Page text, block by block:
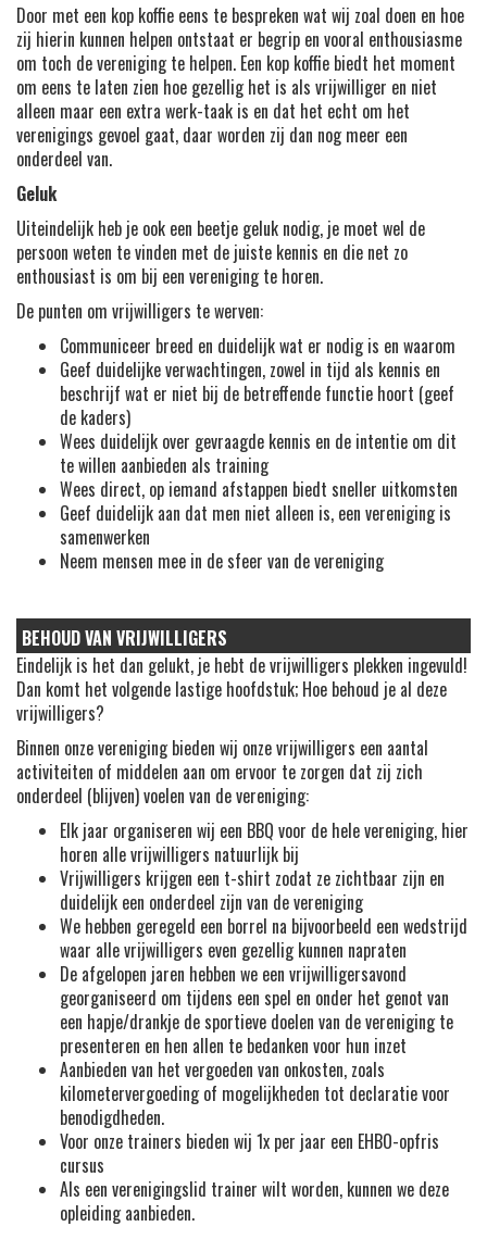
Door met een kop koffie eens te bespreken wat wij zoal doen en hoe
zij hierin kunnen helpen ontstaat er begrip en vooral enthousiasme
om toch de vereniging te helpen. Een kop koffie biedt het moment
om eens te laten zien hoe gezellig het is als vrijwilliger en niet
alleen maar een extra werk-taak is en dat het echt om het
verenigings gevoel gaat, daar worden zij dan nog meer een
onderdeel van.
Geluk
Uiteindelijk heb je ook een beetje geluk nodig, je moet wel de
persoon weten te vinden met de juiste kennis en die net zo
enthousiast is om bij een vereniging te horen.
De punten om vrijwilligers te werven:
Communiceer breed en duidelijk wat er nodig is en waarom
Geef duidelijke verwachtingen, zowel in tijd als kennis en
beschrijf wat er niet bij de betreffende functie hoort (geef
de kaders)
Wees duidelijk over gevraagde kennis en de intentie om dit
te willen aanbieden als training
Wees direct, op iemand afstappen biedt sneller uitkomsten
Geef duidelijk aan dat men niet alleen is, een vereniging is
samenwerken
Neem mensen mee in de sfeer van de vereniging
BEHOUD VAN VRIJWILLIGERS
Eindelijk is het dan gelukt, je hebt de vrijwilligers plekken ingevuld!
Dan komt het volgende lastige hoofdstuk; Hoe behoud je al deze
vrijwilligers?
Binnen onze vereniging bieden wij onze vrijwilligers een aantal
activiteiten of middelen aan om ervoor te zorgen dat zij zich
onderdeel (blijven) voelen van de vereniging:
Elk jaar organiseren wij een BBQ voor de hele vereniging, hier
horen alle vrijwilligers natuurlijk bij
Vrijwilligers krijgen een t-shirt zodat ze zichtbaar zijn en
duidelijk een onderdeel zijn van de vereniging
We hebben geregeld een borrel na bijvoorbeeld een wedstrijd
waar alle vrijwilligers even gezellig kunnen napraten
De afgelopen jaren hebben we een vrijwilligersavond
georganiseerd om tijdens een spel en onder het genot van
een hapje/drankje de sportieve doelen van de vereniging te
presenteren en hen allen te bedanken voor hun inzet
Aanbieden van het vergoeden van onkosten, zoals
kilometervergoeding of mogelijkheden tot declaratie voor
benodigdheden.
Voor onze trainers bieden wij 1x per jaar een EHBO-opfris
cursus
Als een verenigingslid trainer wilt worden, kunnen we deze
opleiding aanbieden.